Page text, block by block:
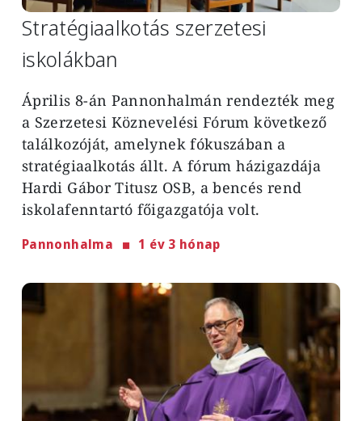
Stratégiaalkotás szerzetesi
iskolákban
Április 8-án Pannonhalmán rendezték meg
a Szerzetesi Köznevelési Fórum következő
találkozóját, amelynek fókuszában a
stratégiaalkotás állt. A fórum házigazdája
Hardi Gábor Titusz OSB, a bencés rend
iskolafenntartó főigazgatója volt.
Pannonhalma 1 év 3 hónap
Image